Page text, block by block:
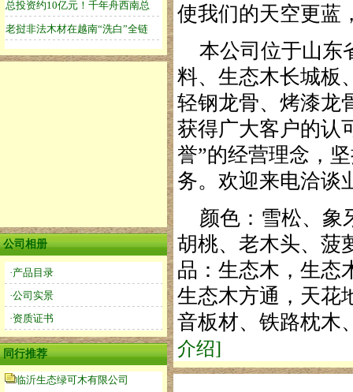
公司相册
·产品目录
·公司实景
·资质证书
同行推荐
临沂生态绿可木有限公司
使我们的天空更蓝
本公司位于山东
料、生态木长城板
轻钢龙骨、烤漆龙
获得广大客户的认
誉”的经营理念，
务。欢迎来电洽谈
颜色：雪松、象
胡桃、老木头、菠
品：生态木，生态
生态木方通，天花
音板材、铁路枕木
介绍]